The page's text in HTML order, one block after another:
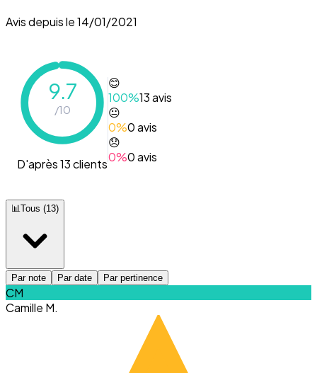
Avis depuis le14/01/2021
9.7
/10
D'après 13 clients
😊
100%13avis
😐
0%0avis
😞
0%0avis
📊Tous (13)
Par note Par date Par pertinence
CM
Camille M.